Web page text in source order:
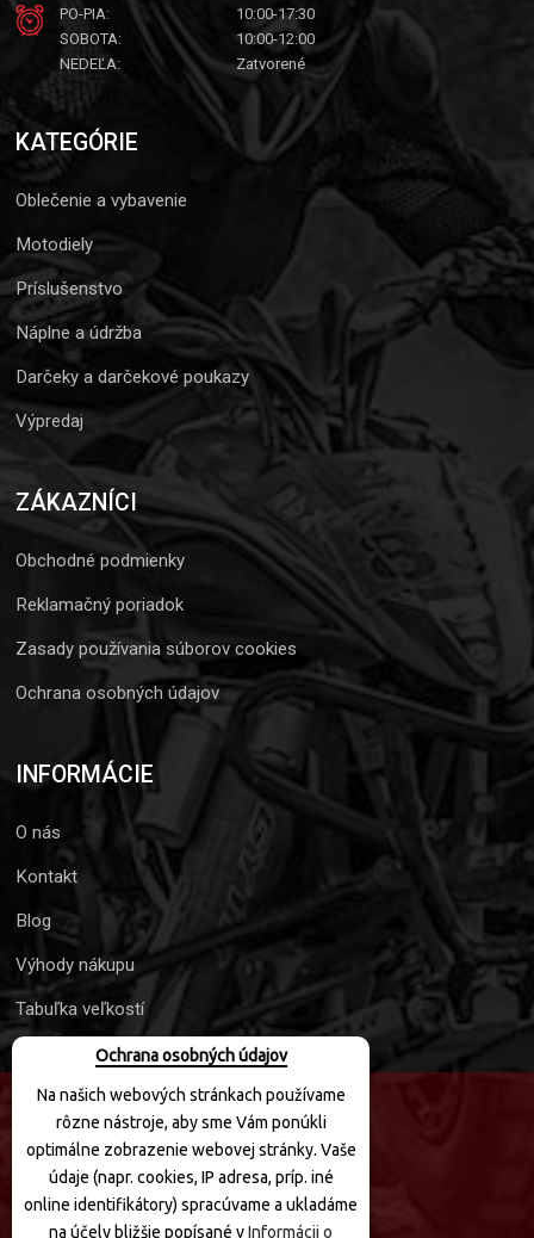
Ochrana osobných údajov
Na našich webových stránkach používame
rôzne nástroje, aby sme Vám ponúkli
optimálne zobrazenie webovej stránky. Vaše
údaje (napr. cookies, IP adresa, príp. iné
online identifikátory) spracúvame a ukladáme
na účely bližšie popísané vInformácii o
PO-PIA:
10:00-17:30
SOBOTA:
10:00-12:00
NEDEĽA:
Zatvorené
KATEGÓRIE
Oblečenie a vybavenie
Motodiely
Príslušenstvo
Náplne a údržba
Darčeky a darčekové poukazy
Výpredaj
ZÁKAZNÍCI
Obchodné podmienky
Reklamačný poriadok
Zasady používania súborov cookies
Ochrana osobných údajov
INFORMÁCIE
O nás
Kontakt
Blog
Výhody nákupu
Tabuľka veľkostí
SLEDUJTE NÁS